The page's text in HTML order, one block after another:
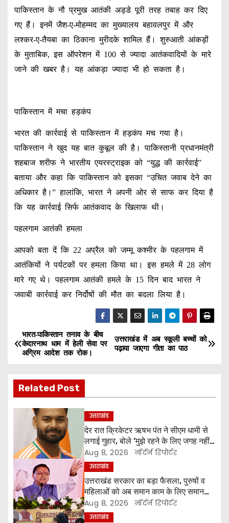
पाकिस्तान के नौ प्रमुख आतंकी अड्डे पूरी तरह तबाह कर दिए
गए हैं। इनमें जैश-ए-मोहम्मद का मुख्यालय बहावलपुर में और
लश्कर-ए-तैयबा का ठिकाना मुरीदके शामिल हैं। शुरुआती आंकड़ों
के मुताबिक, इस ऑपरेशन में 100 से ज्यादा आतंकवादियों के मारे
जाने की खबर है। यह आंकड़ा ज्यादा भी हो सकता है।
पाकिस्तान में मचा हड़कंप
भारत की कार्रवाई से पाकिस्तान में हड़कंप मच गया है।
पाकिस्तान ने खुद यह बात कुबूल की है। पाकिस्तानी प्रधानमंत्री
शहबाज शरीफ ने भारतीय एयरस्ट्राइक को “युद्ध की कार्रवाई”
बताया और कहा कि पाकिस्तान को इसका “उचित जवाब देने का
अधिकार है।” हालांकि, भारत ने अपनी ओर से साफ कर दिया है
कि यह कार्रवाई सिर्फ आतंकवाद के खिलाफ थी।
पहलगाम आतंकी हमला
आपको बता दें कि 22 अप्रैल को जम्मू कश्मीर के पहलगाम में
आतंकियों ने पर्यटकों पर हमला किया था। इस हमले में 28 लोग
मारे गए थे। पहलगाम आतंकी हमले के 15 दिन बाद भारत ने
जवाबी कार्रवाई कर निर्दोषों की मौत का बदला लिया है।
P
o
s
t
a
v
i
g
उत्तराखंड में अब स्कूली बच्चों को
पढ़ाया जाएगा गीता का पाठ
भारत-पाकिस्तान तनाव के बीच
केदारनाथ धाम में हेली सेवा पर
अग्रिम आदेश तक रोक।
Related Post
उत्तराखंड
देर रात क्रिकेटर ऋषभ पंत ने सीएम धामी से
लगाई गुहार, बोले ‘मुझे रहने के लिए जगह नहीं
मिल रही’
Aug 8, 2026 नॉर्दर्न रिपोर्टर
उत्तराखंड
उत्तराखंड सरकार का बड़ा फैसला, पुरुषों व
महिलाओं को अब समान काम के लिए समान
वेतन
Aug 8, 2026 नॉर्दर्न रिपोर्टर
उत्तराखंड